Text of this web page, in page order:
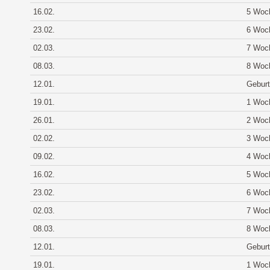
16.02.
5
23.02.
6
02.03.
7
08.03.
8
12.01.
Geburt
19.01.
1
26.01.
2
02.02.
3
09.02.
4
16.02.
5
23.02.
6
02.03.
7
08.03.
8
12.01.
Geburt
19.01.
1